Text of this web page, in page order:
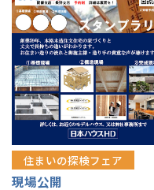
住まいの探検フェア
現場公開